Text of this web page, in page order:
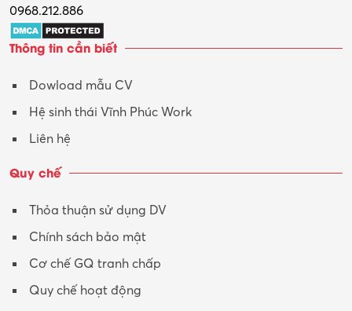
Trợ lý
Tư vấn
Tư vấn – Kiến trúc
Y tế-Dược
0968.212.886
Thông tin cần biết
Dowload mẫu CV
Hệ sinh thái Vĩnh Phúc Work
Liên hệ
Quy chế
Thỏa thuận sử dụng DV
Chính sách bảo mật
Cơ chế GQ tranh chấp
Quy chế hoạt động